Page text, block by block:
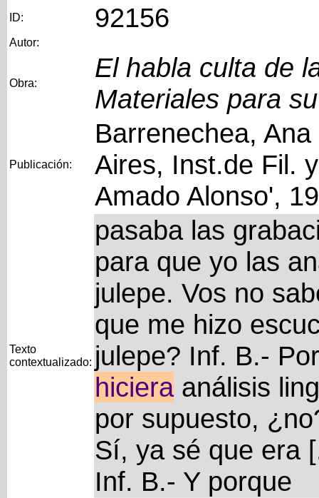
ID: 92156
Autor:
Obra:
El habla culta de
Materiales para
Publicación:
Barrenechea,
Aires, Inst.de Fil.
Amado Alonso',
Texto
contextualizado:
pasaba las
para que yo las
julepe. Vos no
que me hizo
julepe? Inf. B.-
hicieraanálisis
por supuesto,
Sí, ya sé que era
Inf. B.- Y porque